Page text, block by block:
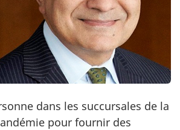
dans les succursales de la
pour fournir des